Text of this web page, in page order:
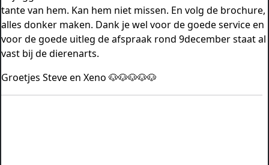
tante van hem. Kan hem niet missen. En volg de brochure,
alles donker maken. Dank je wel voor de goede service en
voor de goede uitleg de afspraak rond 9december staat al
vast bij de dierenarts.
Groetjes Steve en Xeno 🐶🐶🐶🐶🐶